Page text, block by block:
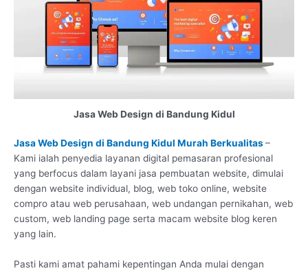
Jasa Web Design di Bandung Kidul
Jasa Web Design di Bandung Kidul Murah Berkualitas–
Kami ialah penyedia layanan digital pemasaran profesional
yang berfocus dalam layani jasa pembuatan website, dimulai
dengan website individual, blog, web toko online, website
compro atau web perusahaan, web undangan pernikahan, web
custom, web landing page serta macam website blog keren
yang lain.
Pasti kami amat pahami kepentingan Anda mulai dengan